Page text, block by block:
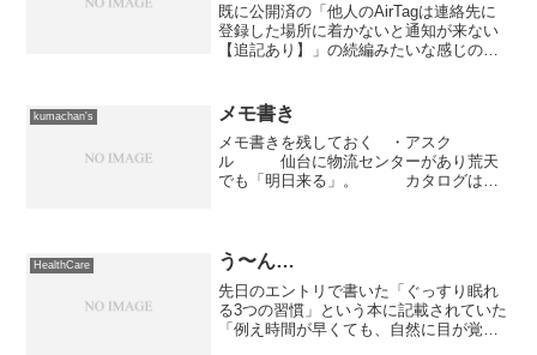
既に公開済の「他人のAirTagは連絡先に
登録した場所に着かないと通知が来ない
【追記あり】」の続編みたいな感じの投
人のAirTagが入っていたらどうなるでし
ょうか？そも...
kumachan's メモ書き
メモ書きを残しておく ・アスク
ル 仙台に物流センターがあり荒天
でも「明日来る」。 カタログは札
し込める銀行へ1月29日に申込書を発...
HealthCare う〜ん…
先日のエントリで書いた「ぐっすり眠れ
る3つの習慣」という本に記載されていた
「例え時間が早くても、自然に目が覚め